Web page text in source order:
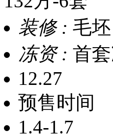
装修 : 毛坯
冻资 : 首
12.27
预售时间
1.4-1.7